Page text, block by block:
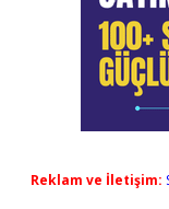
Reklam ve İletişim: